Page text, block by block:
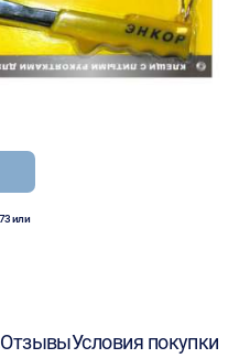
или
ОтзывыУсловия покупки